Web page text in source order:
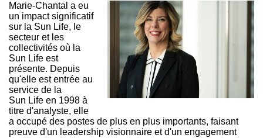
Marie-Chantal a eu
un impact significatif
sur la Sun Life, le
secteur et les
collectivités où la
Sun Life est
présente. Depuis
qu'elle est entrée au
service de la
Sun Life en 1998 à
titre d'analyste, elle
a occupé des postes de plus en plus importants, faisant
preuve d'un leadership visionnaire et d'un engagement